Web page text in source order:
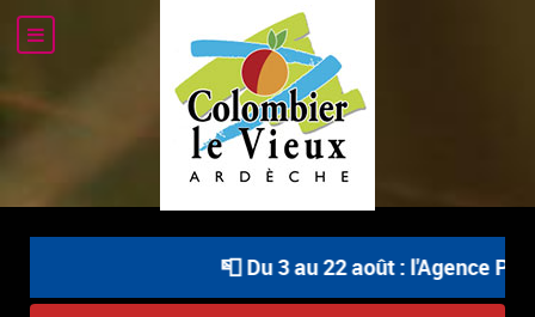
📮 Du 3 au 22 août : l'Agence